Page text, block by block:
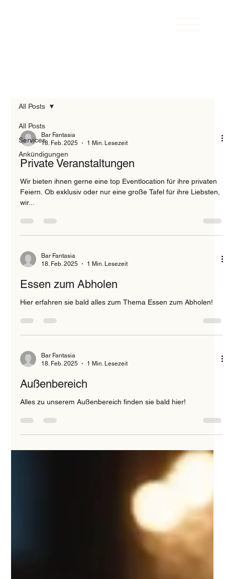
All Posts
Services
Ankündigungen
All Posts
Bar Fantasia
18. Feb. 2025
1 Min. Lesezeit
Private Veranstaltungen
Wir bieten ihnen gerne eine top Eventlocation für ihre privaten
Feiern. Ob exklusiv oder nur eine große Tafel für ihre Liebsten,
wir...
Bar Fantasia
18. Feb. 2025
1 Min. Lesezeit
Essen zum Abholen
Hier erfahren sie bald alles zum Thema Essen zum Abholen!
Bar Fantasia
18. Feb. 2025
1 Min. Lesezeit
Außenbereich
Alles zu unserem Außenbereich finden sie bald hier!